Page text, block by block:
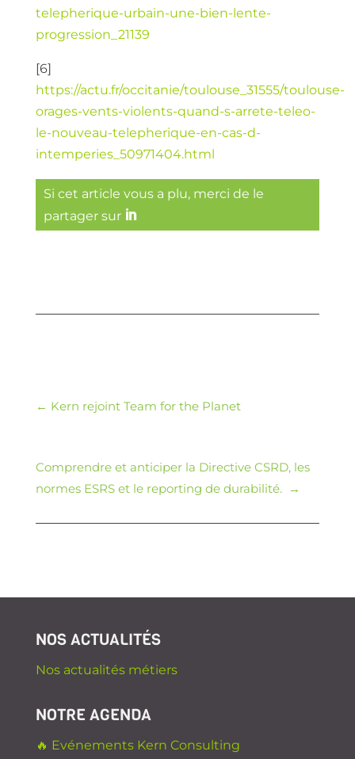
telepherique-urbain-une-bien-lente-
progression_21139
[6]
https://actu.fr/occitanie/toulouse_31555/toulouse-
orages-vents-violents-quand-s-arrete-teleo-
le-nouveau-telepherique-en-cas-d-
intemperies_50971404.html
Si cet article vous a plu, merci de le
partager sur
← Kern rejoint Team for the Planet
Comprendre et anticiper la Directive CSRD, les
normes ESRS et le reporting de durabilité.
→
NOS ACTUALITÉS
Nos actualités métiers
NOTRE AGENDA
🔥 Evénements Kern Consulting